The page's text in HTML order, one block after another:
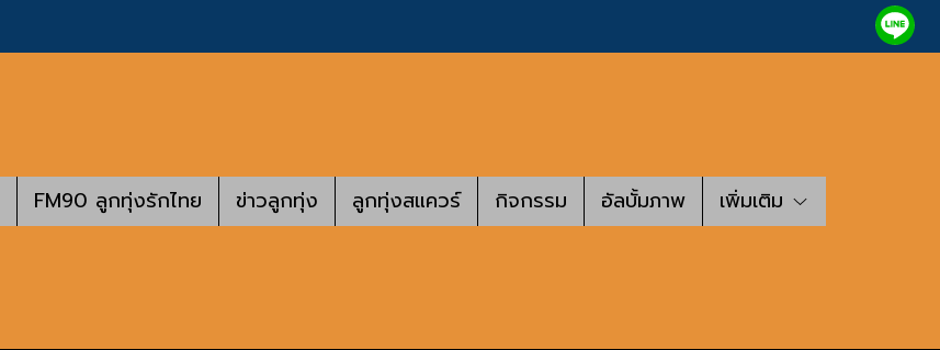
FM90 ลูกทุ่งรักไทย ข่าวลูกทุ่ง ลูกทุ่งสแควร์ กิจกรรม อัลบั้มภาพ เพิ่มเติม